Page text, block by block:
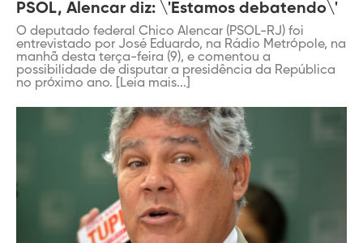
PSOL, Alencar diz: \'Estamos debatendo\'
O deputado federal Chico Alencar (PSOL-RJ) foi
entrevistado por José Eduardo, na Rádio Metrópole, na
manhã desta terça-feira (9), e comentou a
possibilidade de disputar a presidência da República
no próximo ano. [Leia mais...]